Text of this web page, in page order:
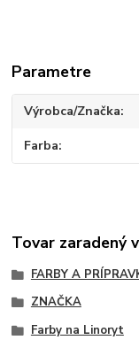
Parametre
Výrobca/Značka
Farba
Tovar zaradený
FARBY A
ZNAČKA
Farby na Linoryt